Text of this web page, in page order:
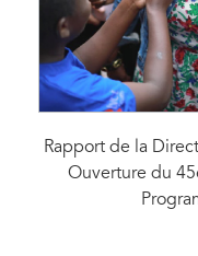
Rapport de la
Ouverture du